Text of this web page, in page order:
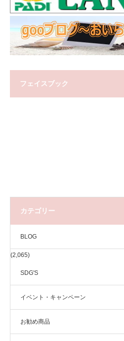
フェイスブック
カテゴリー
BLOG
(2,065)
SDG'S
イベント・キャンペーン
お勧め商品